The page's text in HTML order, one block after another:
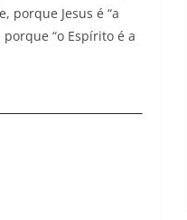
porque Jesus é “a
“o Espírito é a